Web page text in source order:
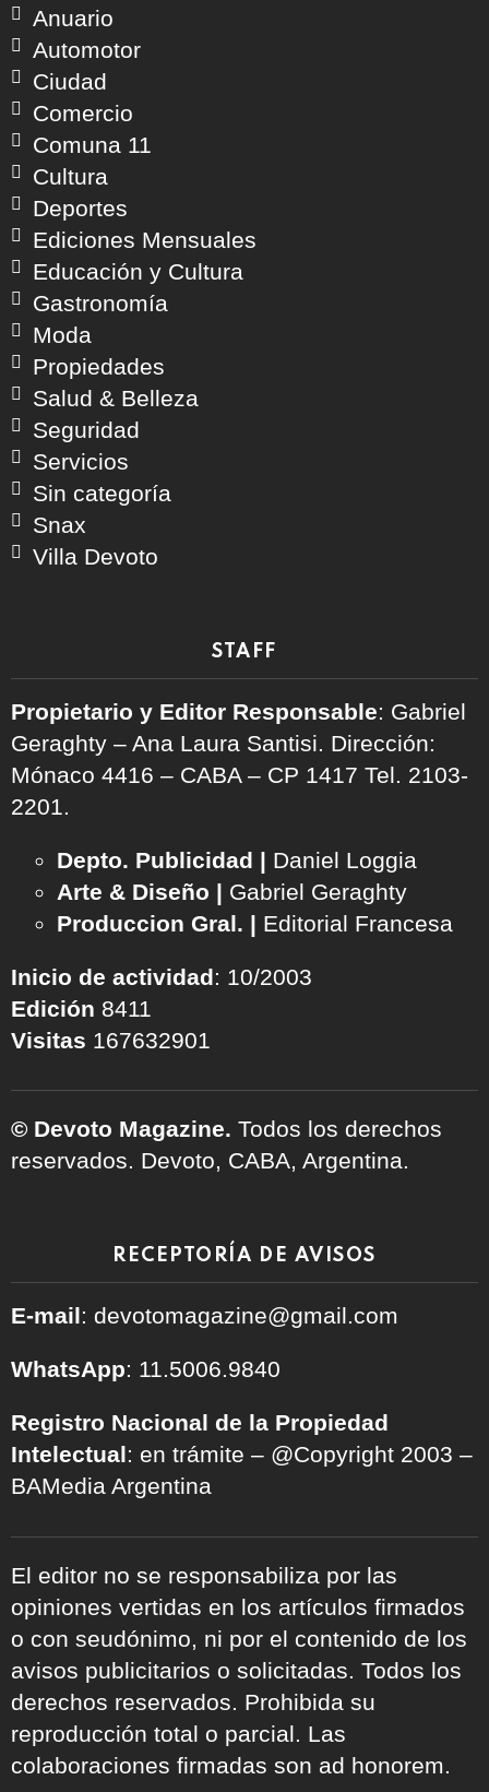
Anuario
Automotor
Ciudad
Comercio
Comuna 11
Cultura
Deportes
Ediciones Mensuales
Educación y Cultura
Gastronomía
Moda
Propiedades
Salud & Belleza
Seguridad
Servicios
Sin categoría
Snax
Villa Devoto
STAFF
Propietario y Editor Responsable: Gabriel
Geraghty – Ana Laura Santisi. Dirección:
Mónaco 4416 – CABA – CP 1417 Tel. 2103-
2201.
Depto. Publicidad | Daniel Loggia
Arte & Diseño | Gabriel Geraghty
Produccion Gral. | Editorial Francesa
Inicio de actividad: 10/2003
Edición 8411
Visitas 167632901
© Devoto Magazine. Todos los derechos
reservados. Devoto, CABA, Argentina.
RECEPTORÍA DE AVISOS
E-mail: devotomagazine@gmail.com
WhatsApp: 11.5006.9840
Registro Nacional de la Propiedad
Intelectual: en trámite – @Copyright 2003 –
BAMedia Argentina
El editor no se responsabiliza por las
opiniones vertidas en los artículos firmados
o con seudónimo, ni por el contenido de los
avisos publicitarios o solicitadas. Todos los
derechos reservados. Prohibida su
reproducción total o parcial. Las
colaboraciones firmadas son ad honorem.